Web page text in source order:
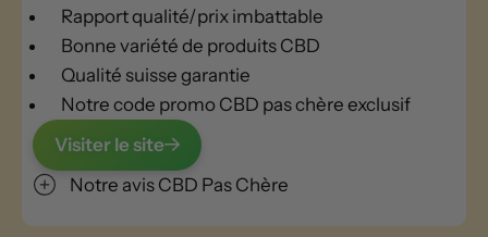
Rapport qualité/prix imbattable
Bonne variété de produits CBD
Qualité suisse garantie
Notre code promo CBD pas chère exclusif
Visiter le site
Notre avis CBD Pas Chère